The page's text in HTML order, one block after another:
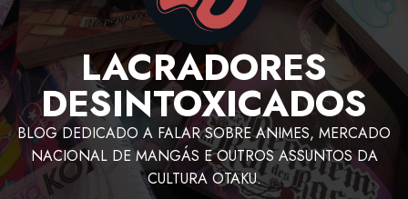
LACRADORES
DESINTOXICADOS
BLOG DEDICADO A FALAR SOBRE ANIMES, MERCADO
NACIONAL DE MANGÁS E OUTROS ASSUNTOS DA
CULTURA OTAKU.